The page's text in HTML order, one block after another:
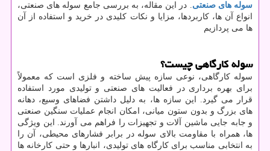
سوله‌ های صنعتی. در این مقاله، به بررسی جامع سوله ‌های صنعتی،
انواع آن‌ ها، کاربردها، مزایا و نکات کلیدی در خرید و استفاده از آن‌
ها می ‌پردازیم
سوله‌ کارگاهی چیست؟
سوله کارگاهی، نوعی سازه پیش‌ ساخته و فلزی است که معمولاً
برای بهره ‌برداری در فعالیت ‌های صنعتی و تولیدی مورد استفاده
قرار می‌ گیرد. این سازه‌ ها، به ‌دلیل داشتن فضاهای وسیع، دهانه
‌های بزرگ و بدون ستون میانی، امکان انجام عملیات سنگین صنعتی
و جابه جایی ماشین‌ آلات و تجهیزات را فراهم می ‌آورند. این ویژگی
‌ها، همراه با مقاومت بالای سوله در برابر فشارهای محیطی، آن را
به انتخابی مناسب برای کارگاه ‌های تولیدی، انبارها و حتی کارخانه‌ ها